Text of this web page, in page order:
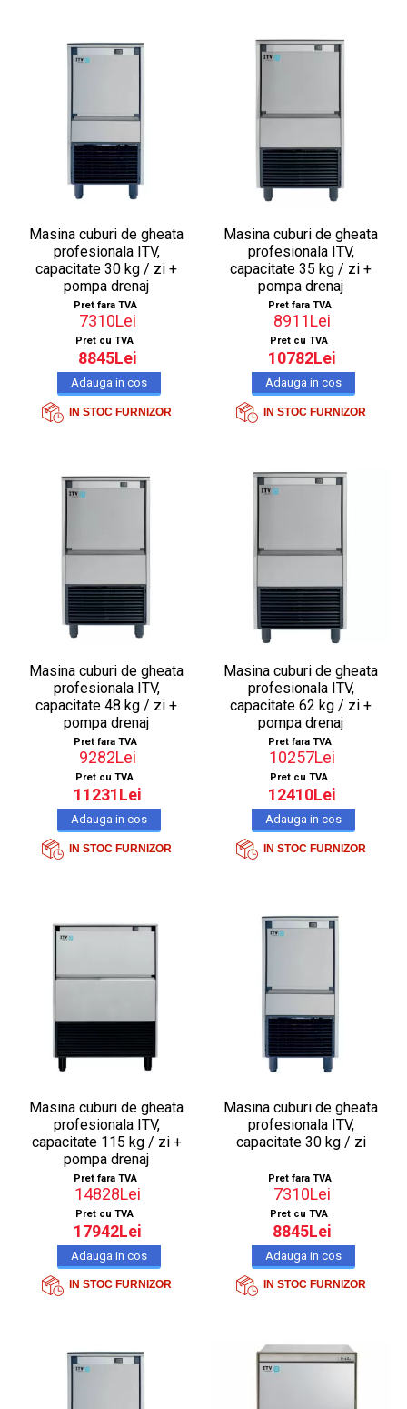
Masina cuburi de gheata
profesionala ITV,
capacitate 30 kg / zi +
pompa drenaj
Pret fara TVA
7310Lei
Pret cu TVA
8845Lei
IN STOC FURNIZOR
Masina cuburi de gheata
profesionala ITV,
capacitate 35 kg / zi +
pompa drenaj
Pret fara TVA
8911Lei
Pret cu TVA
10782Lei
IN STOC FURNIZOR
Masina cuburi de gheata
profesionala ITV,
capacitate 48 kg / zi +
pompa drenaj
Pret fara TVA
9282Lei
Pret cu TVA
11231Lei
IN STOC FURNIZOR
Masina cuburi de gheata
profesionala ITV,
capacitate 62 kg / zi +
pompa drenaj
Pret fara TVA
10257Lei
Pret cu TVA
12410Lei
IN STOC FURNIZOR
Masina cuburi de gheata
profesionala ITV,
capacitate 115 kg / zi +
pompa drenaj
Pret fara TVA
14828Lei
Pret cu TVA
17942Lei
IN STOC FURNIZOR
Masina cuburi de gheata
profesionala ITV,
capacitate 30 kg / zi
Pret fara TVA
7310Lei
Pret cu TVA
8845Lei
IN STOC FURNIZOR